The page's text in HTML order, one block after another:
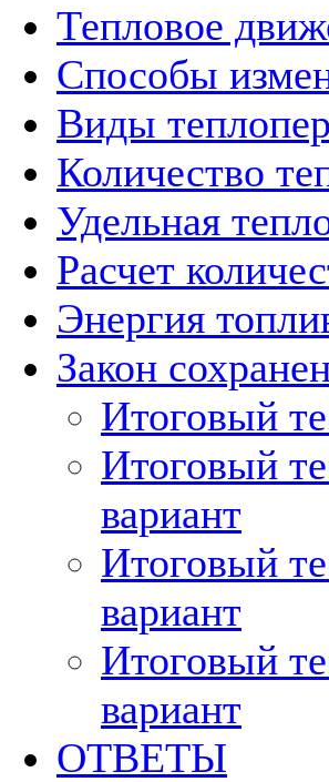
Тепловое
Способы
Виды
Количество
Удельная
Расчет
Энергия
Закон
Итоговый
Итоговый
вариант
Итоговый
вариант
Итоговый
вариант
ОТВЕТЫ